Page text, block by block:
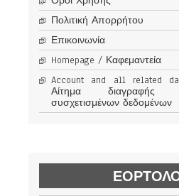
Πολιτική Απορρήτου
Επικοινωνία
Homepage / Καφεμαντεία
Account and all related
Αίτημα διαγραφής
συσχετισμένων δεδομένων